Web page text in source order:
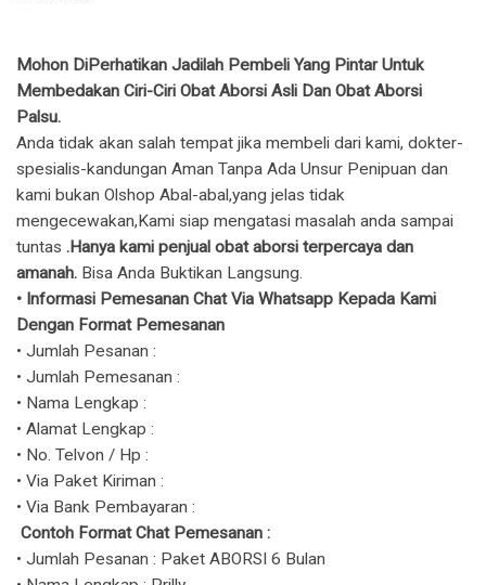
Mohon DiPerhatikan Jadilah Pembeli Yang Pintar Untuk
Membedakan Ciri-Ciri Obat Aborsi Asli Dan Obat Aborsi
Palsu.
Anda tidak akan salah tempat jika membeli dari kami, dokter-
spesialis-kandungan Aman Tanpa Ada Unsur Penipuan dan
kami bukan Olshop Abal-abal,yang jelas tidak
mengecewakan,Kami siap mengatasi masalah anda sampai
tuntas .Hanya kami penjual obat aborsi terpercaya dan
amanah. Bisa Anda Buktikan Langsung.
​• Informasi Pemesanan Chat Via Whatsapp Kepada Kami
Dengan Format Pemesanan
• Jumlah Pesanan :
• Jumlah Pemesanan :
• Nama Lengkap :
• Alamat Lengkap :
• No. Telvon / Hp :
• Via Paket Kiriman :
• Via Bank Pembayaran :
Contoh Format Chat Pemesanan :
• Jumlah Pesanan : Paket ABORSI 6 Bulan